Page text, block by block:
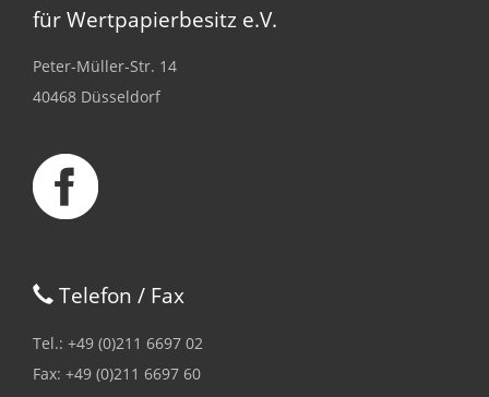
für Wertpapierbesitz e.V.
Peter-Müller-Str. 14
40468 Düsseldorf
Telefon / Fax
Tel.: +49 (0)211 6697 02
Fax: +49 (0)211 6697 60